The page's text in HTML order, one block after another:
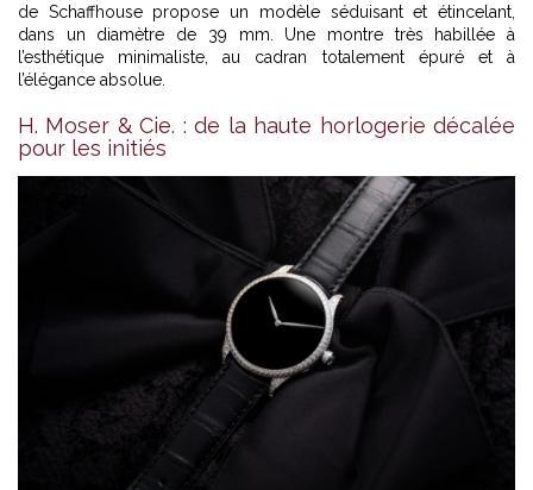
de Schaffhouse propose un modèle séduisant et étincelant,
dans un diamètre de 39 mm. Une montre très habillée à
l’esthétique minimaliste, au cadran totalement épuré et à
l’élégance absolue.
H. Moser & Cie. : de la haute horlogerie décalée
pour les initiés